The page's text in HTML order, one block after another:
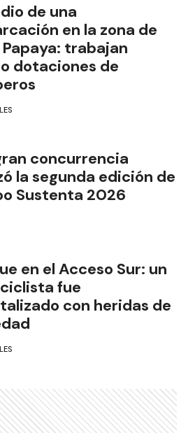
de una
en la zona de
Papaya: trabajan
dotaciones de
concurrencia
la segunda edición de
Sustenta 2026
en el Acceso Sur: un
fue
con heridas de